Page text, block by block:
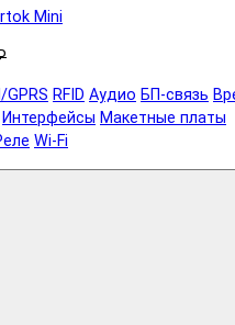
Mini
GPRS RFID Аудио БП-связь
Интерфейсы Макетные платы
Wi-Fi